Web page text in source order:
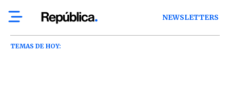
NEWSLETTERS
TEMAS DE HOY: